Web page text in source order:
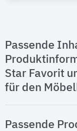
Passende
Star Favorit
für den
Passende